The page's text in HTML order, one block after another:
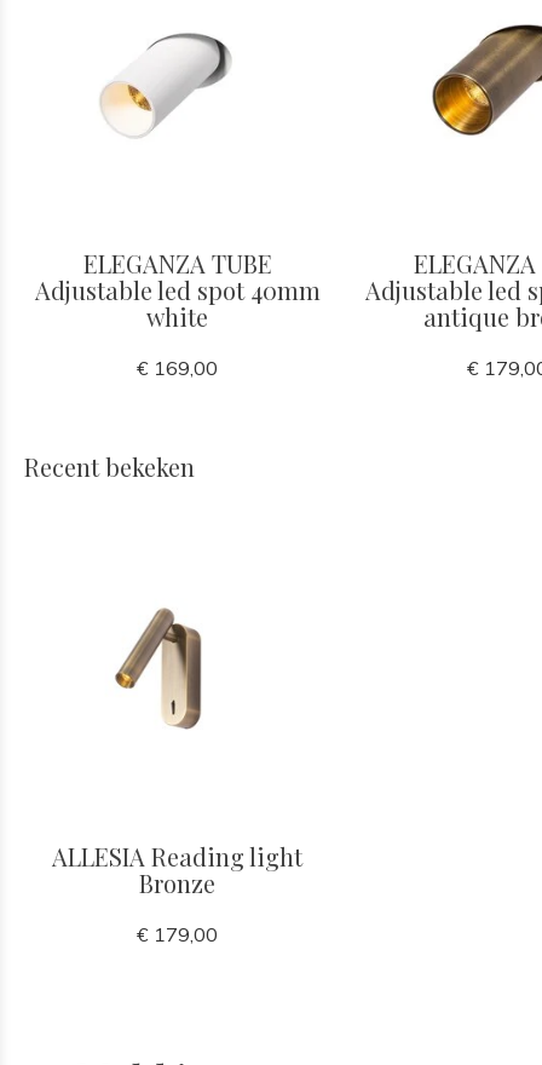
ELEGANZA TUBE
Adjustable led spot 40mm
white
€ 169,00
Adjustable led
antique
€
Recent bekeken
ALLESIA Reading light
Bronze
€ 179,00